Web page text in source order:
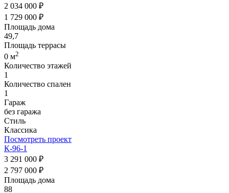
2 034 000 ₽
1 729 000 ₽
Площадь дома
49,7
Площадь террасы
0 м2
Количество этажей
1
Количество спален
1
Гараж
без гаража
Стиль
Классика
Посмотреть проект
К-96-1
3 291 000 ₽
2 797 000 ₽
Площадь дома
88